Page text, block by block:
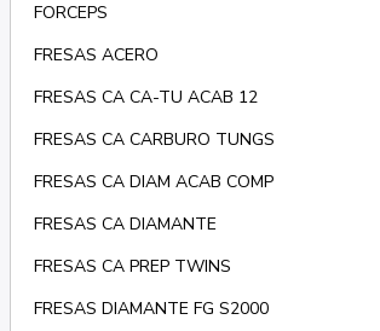
FORCEPS
FRESAS ACERO
FRESAS CA CA-TU ACAB 12
FRESAS CA CARBURO TUNGS
FRESAS CA DIAM ACAB COMP
FRESAS CA DIAMANTE
FRESAS CA PREP TWINS
FRESAS DIAMANTE FG S2000